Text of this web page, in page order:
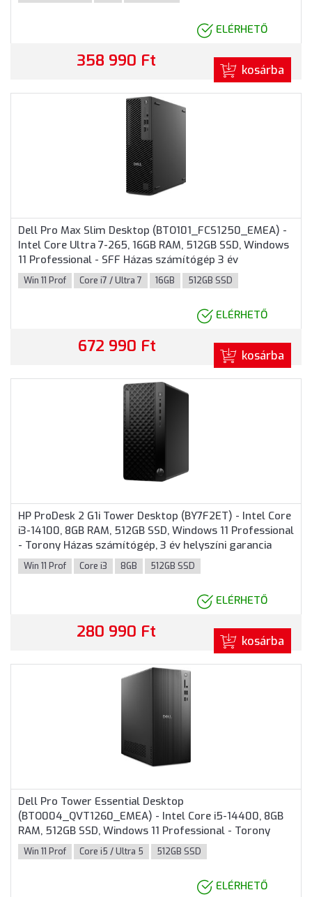
ELÉRHETŐ
358 990 Ft kosárba
Dell Pro Max Slim Desktop (BTO101_FCS1250_EMEA) -
Intel Core Ultra 7-265, 16GB RAM, 512GB SSD, Windows
11 Professional - SFF Házas számítógép 3 év
garanciával
Win 11 Prof Core i7 / Ultra 7 16GB 512GB SSD
ELÉRHETŐ
672 990 Ft kosárba
HP ProDesk 2 G1i Tower Desktop (BY7F2ET) - Intel Core
i3-14100, 8GB RAM, 512GB SSD, Windows 11 Professional
- Torony Házas számítógép, 3 év helyszíni garancia
Win 11 Prof Core i3 8GB 512GB SSD
ELÉRHETŐ
280 990 Ft kosárba
Dell Pro Tower Essential Desktop
(BTO004_QVT1260_EMEA) - Intel Core i5-14400, 8GB
RAM, 512GB SSD, Windows 11 Professional - Torony
Házas számítógép 3 év garanciával
Win 11 Prof Core i5 / Ultra 5 512GB SSD
ELÉRHETŐ